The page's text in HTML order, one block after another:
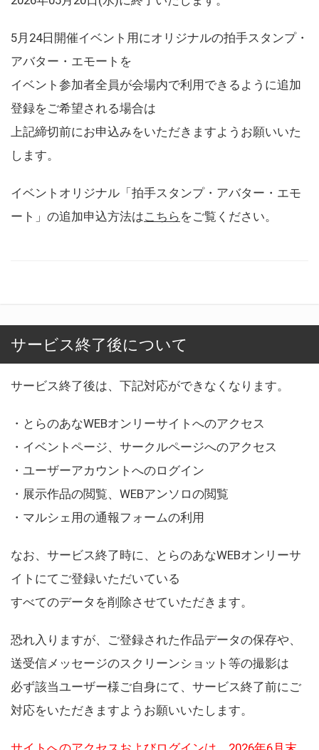
5月24日開催イベント用にオリジナルの拍手スタンプ・
アバター・エモートを
イベント参加者全員が会場内で利用できるように追加
登録をご希望される場合は
上記締切前にお申込みをいただきますようお願いいた
します。
イベントオリジナル「拍手スタンプ・アバター・エモ
ート」の追加申込方法はこちら をご覧ください。
サービス終了後について
サービス終了後は、下記対応ができなくなります。
・とらのあなWEBオンリーサイトへのアクセス
・イベントページ、サークルページへのアクセス
・ユーザーアカウントへのログイン
・展示作品の閲覧、WEBアンソロの閲覧
・マルシェ用の通報フォームの利用
なお、サービス終了時に、とらのあなWEBオンリーサ
イトにてご登録いただいている
すべてのデータを削除させていただきます。
恐れ入りますが、ご登録された作品データの保存や、
送受信メッセージのスクリーンショット等の撮影は
必ず該当ユーザー様ご自身にて、サービス終了前にご
対応をいただきますようお願いいたします。